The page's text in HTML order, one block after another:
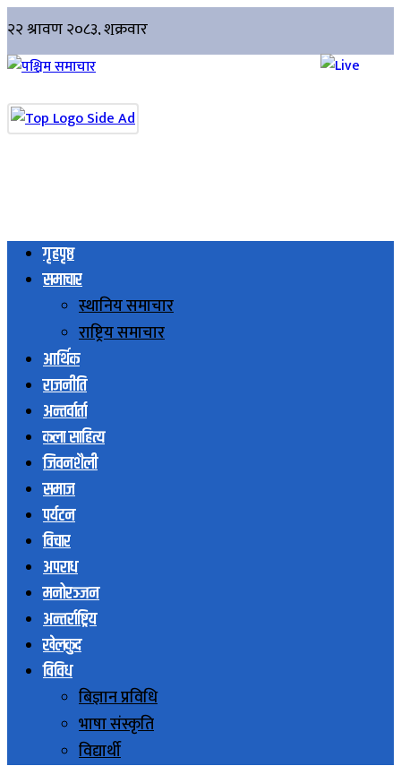
गृहपृष्ठ
समाचार
स्थानिय समाचार
राष्ट्रिय समाचार
आर्थिक
राजनीति
अन्तर्वार्ता
कला साहित्य
जिवनशैली
समाज
पर्यटन
विचार
अपराध
मनोरञ्जन
अन्तर्राष्ट्रिय
खेलकुद
विविध
बिज्ञान प्रविधि
भाषा संस्कृति
विद्यार्थी